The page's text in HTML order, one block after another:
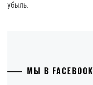
убыль.
МЫ В FACEBOOK